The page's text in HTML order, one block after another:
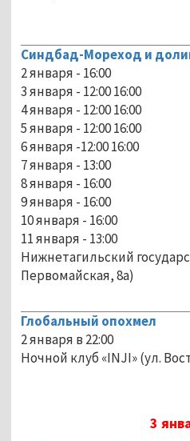
Синдбад-Мореход и
2 января - 16:00
3 января - 12:00 16:00
4 января - 12:00 16:00
5 января - 12:00 16:00
6 января -12:00 16:00
7 января - 13:00
8 января - 16:00
9 января - 16:00
10 января - 16:00
11 января - 13:00
Нижнетагильский
Глобальный опохмел
2 января в 22:00
Ночной клуб «INJI»
3